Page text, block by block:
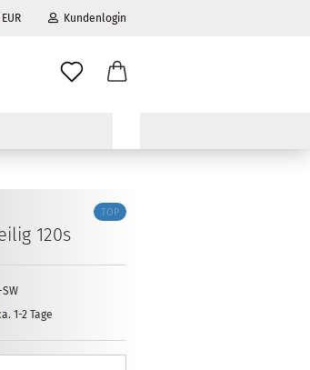
EUR Kundenlogin
TOP
120s
SW
1-2 Tage